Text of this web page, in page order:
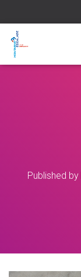
Published by